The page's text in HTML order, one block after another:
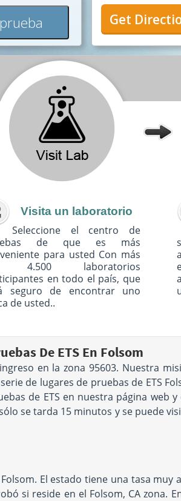
Get
Visita un laboratorio
Seleccione el centro de
de que es más
para usted Con más
4.500 laboratorios
en todo el país, que
seguro de encontrar uno
de usted..
De ETS En Folsom
en la zona 95603. Nuestra
de lugares de pruebas de ETS
de ETS en nuestra página web
se tarda 15 minutos y se puede
El estado tiene una tasa muy
si reside en el Folsom, CA zona.